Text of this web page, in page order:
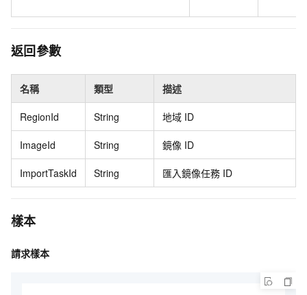
返回參數
名稱 類型 描述
RegionId String 地域 ID
ImageId String 鏡像 ID
ImportTaskId String 匯入鏡像任務 ID
樣本
請求樣本